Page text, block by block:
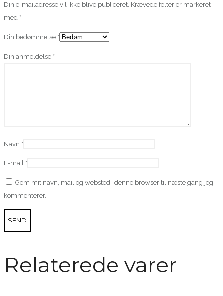
Din e-mailadresse vil ikke blive publiceret. Krævede felter er markeret
med *
Din bedømmelse *
Din anmeldelse *
Navn *
E-mail *
Gem mit navn, mail og websted i denne browser til næste gang jeg
kommenterer.
Relaterede varer